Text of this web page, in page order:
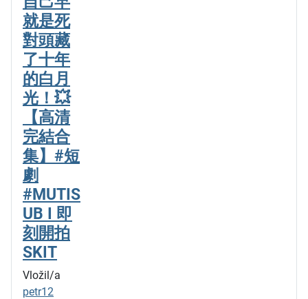
就是死
對頭藏
了十年
的白月
光！💥
【高清
完結合
集】#短
劇
#MUTIS
UB I 即
刻開拍
SKIT
Vložil/a
petr12